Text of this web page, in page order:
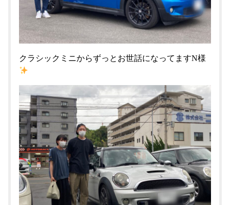
クラシックミニからずっとお世話になってますN様